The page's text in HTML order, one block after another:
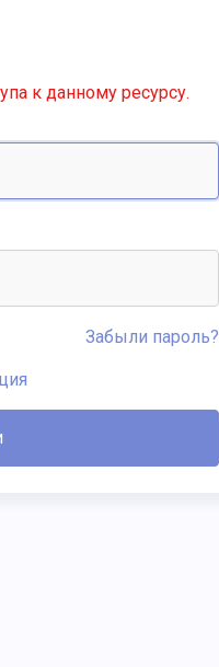
к данному ресурсу.
Забыли пароль?